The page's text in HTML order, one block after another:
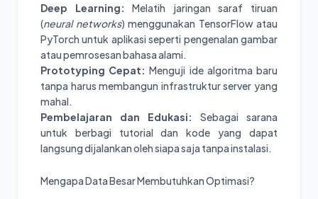
Deep Learning: Melatih jaringan saraf tiruan
(neural networks) menggunakan TensorFlow atau
PyTorch untuk aplikasi seperti pengenalan gambar
atau pemrosesan bahasa alami.
Prototyping Cepat: Menguji ide algoritma baru
tanpa harus membangun infrastruktur server yang
mahal.
Pembelajaran dan Edukasi:
Sebagai sarana
untuk berbagi tutorial dan kode yang dapat
langsung dijalankan oleh siapa saja tanpa instalasi.
Mengapa Data Besar Membutuhkan Optimasi?